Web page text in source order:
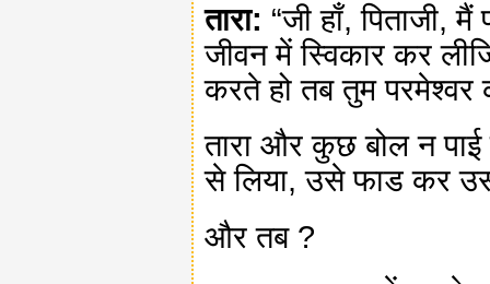
तारा: “जी हाँ, पिताजी,
जीवन में स्विकार कर
करते हो तब तुम परमेश्वर
तारा और कुछ बोल न
से लिया, उसे फाड कर
और तब ?